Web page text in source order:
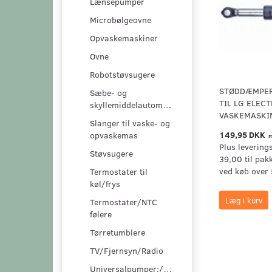
Microbølgeovne
Opvaskemaskiner
Ovne
Robotstøvsugere
Sæbe- og
skyllemiddelautomater
Slanger til vaske- og
opvaskemas
Støvsugere
Termostater til
køl/frys
Termostater/NTC
følere
Tørretumblere
TV/Fjernsyn/Radio
Universalpumper:/pumpesæt
TIL LG
149,95 DKK
Plus
39,00 til
ved køb over
Læg i kurv